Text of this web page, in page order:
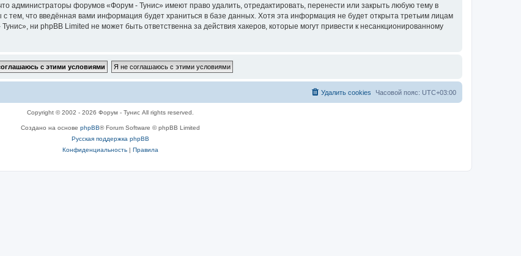
администраторы форумов «Форум - Тунис» имеют право удалить, отредактировать, перенести или закрыть любую тему в
тем, что введённая вами информация будет храниться в базе данных. Хотя эта информация не будет открыта третьим лицам
ни phpBB Limited не может быть ответственна за действия хакеров, которые могут привести к несанкционированному
Часовой пояс: UTC+03:00
Удалить cookies
Copyright © 2002 - 2026 Форум - Тунис All rights reserved.
Создано на основе phpBB® Forum Software © phpBB Limited
Русская поддержка phpBB
Конфиденциальность| Правила